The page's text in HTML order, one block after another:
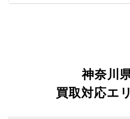
神奈川
買取対応エ